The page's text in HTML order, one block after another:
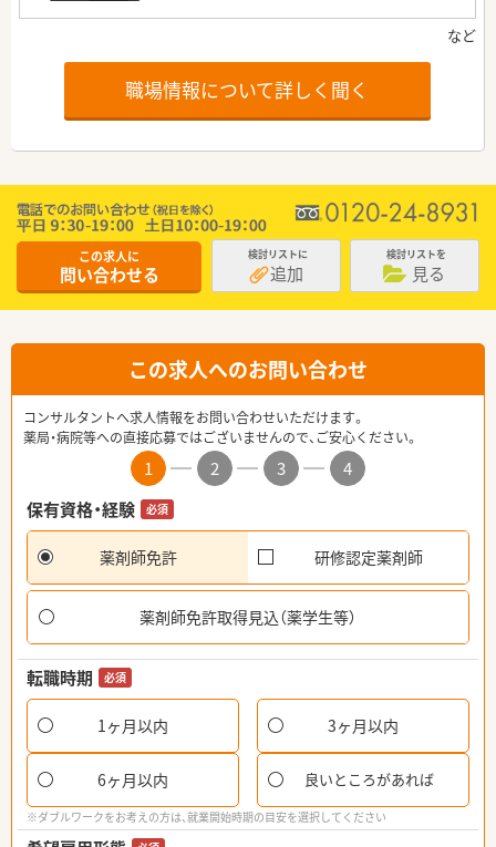
職場情報について詳しく聞く
この求人に
問い合わせる
検討リストに
追加
検討リストを
見る
この求人へのお問い合わせ
コンサルタントへ求人情報をお問い合わせいただけます。
薬局・病院等への直接応募ではございませんので、ご安心ください。
1 2 3
4
保有資格・経験
必須
薬剤師免許 研修認定薬剤師
薬剤師免許取得見込（薬学生等）
転職時期 必須
1ヶ月以内 3ヶ月以内
6ヶ月以内 良いところがあれば
※ダブルワークをお考えの方は、就業開始時期の目安を選択してください